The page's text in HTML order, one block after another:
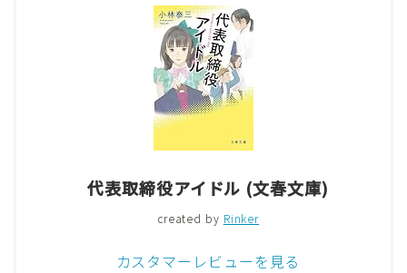
読書をより楽しむ Good Reading
代表取締役アイドル (文春文庫)
created by Rinker
カスタマーレビューを見る